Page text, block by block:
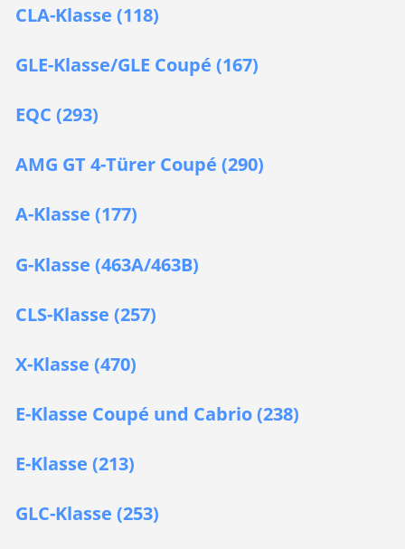
CLA-Klasse (118)
GLE-Klasse/GLE Coupé (167)
EQC (293)
AMG GT 4-Türer Coupé (290)
A-Klasse (177)
G-Klasse (463A/463B)
CLS-Klasse (257)
X-Klasse (470)
E-Klasse Coupé und Cabrio (238)
E-Klasse (213)
GLC-Klasse (253)